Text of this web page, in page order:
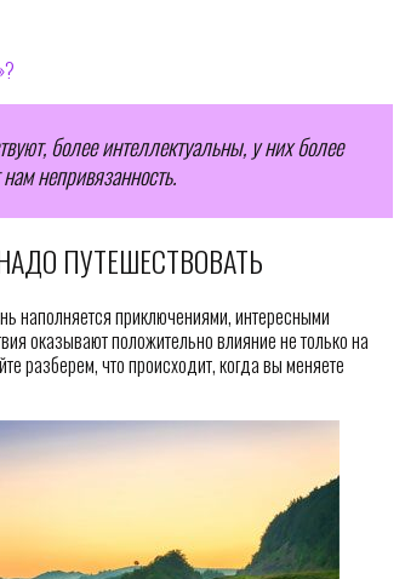
более интеллектуальны, у них более
непривязанность.
ПУТЕШЕСТВОВАТЬ
наполняется приключениями, интересными
оказывают положительно влияние не только на
разберем, что происходит, когда вы меняете